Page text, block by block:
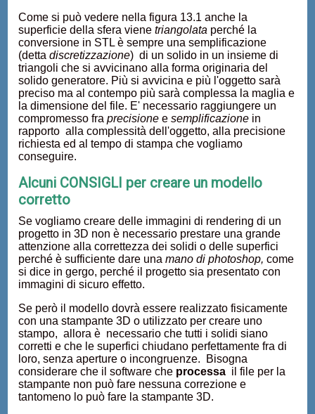
Come si può vedere nella figura 13.1 anche la
superficie della sfera vienetriangolata perché la
conversione in STL è sempre una semplificazione
(dettadiscretizzazione) di un solido in un insieme di
triangoli che si avvicinano alla forma originaria del
solido generatore. Più si avvicina e più l'oggetto sarà
preciso ma al contempo più sarà complessa la maglia e
la dimensione del file. E' necessario raggiungere un
compromesso fraprecisione esemplificazione in
rapporto alla complessità dell'oggetto, alla precisione
richiesta ed al tempo di stampa che vogliamo
conseguire.
Alcuni CONSIGLI per creare un modello
corretto
Se vogliamo creare delle immagini di rendering di un
progetto in 3D non è necessario prestare una grande
attenzione alla correttezza dei solidi o delle superfici
perché è sufficiente dare unamano di photoshop, come
si dice in gergo, perché il progetto sia presentato con
immagini di sicuro effetto.
Se però il modello dovrà essere realizzato fisicamente
con una stampante 3D o utilizzato per creare uno
stampo, allora è necessario che tutti i solidi siano
corretti e che le superfici chiudano perfettamente fra di
loro, senza aperture o incongruenze. Bisogna
considerare che il software che processa il file per la
stampante non può fare nessuna correzione e
tantomeno lo può fare la stampante 3D.